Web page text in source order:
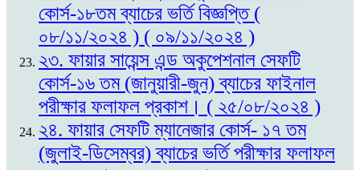
কোর্স-১৮তম ব্যাচের ভর্তি বিজ্ঞপ্তি (
০৮/১১/২০২৪ ) ( ০৯/১১/২০২৪ )
২৩. ফায়ার সায়েন্স এন্ড অকুপেশনাল সেফটি
কোর্স-১৬ তম (জানুয়ারী-জুন) ব্যাচের ফাইনাল
পরীক্ষার ফলাফল প্রকাশ। ( ২৫/০৮/২০২৪ )
২৪. ফায়ার সেফটি ম্যানেজার কোর্স- ১৭ তম
(জুলাই-ডিসেম্বর) ব্যাচের ভর্তি পরীক্ষার ফলাফল